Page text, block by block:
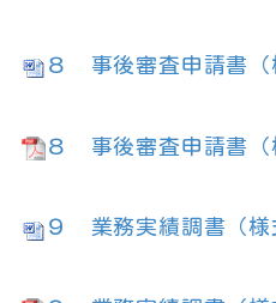
８ 事後審査申請書（
８ 事後審査申請書（
９ 業務実績調書（様